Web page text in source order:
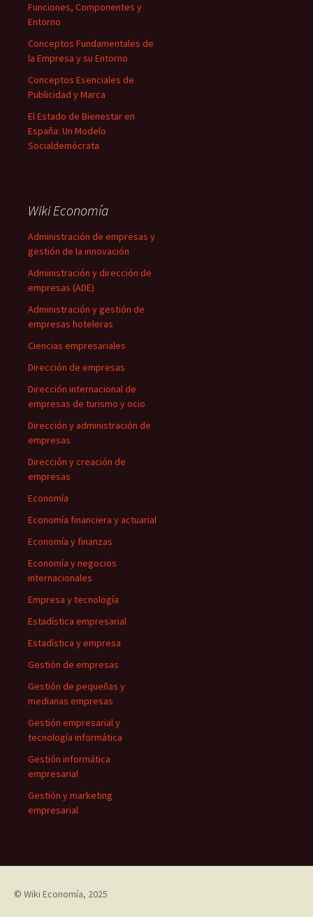
Funciones, Componentes y
Entorno
Conceptos Fundamentales de
la Empresa y su Entorno
Conceptos Esenciales de
Publicidad y Marca
El Estado de Bienestar en
España: Un Modelo
Socialdemócrata
Wiki Economía
Administración de empresas y
gestión de la innovación
Administración y dirección de
empresas (ADE)
Administración y gestión de
empresas hoteleras
Ciencias empresariales
Dirección de empresas
Dirección internacional de
empresas de turismo y ocio
Dirección y administración de
empresas
Dirección y creación de
empresas
Economía
Economía financiera y actuarial
Economía y finanzas
Economía y negocios
internacionales
Empresa y tecnología
Estadística empresarial
Estadística y empresa
Gestión de empresas
Gestión de pequeñas y
medianas empresas
Gestión empresarial y
tecnología informática
Gestión informática
empresarial
Gestión y marketing
empresarial
© Wiki Economía, 2025